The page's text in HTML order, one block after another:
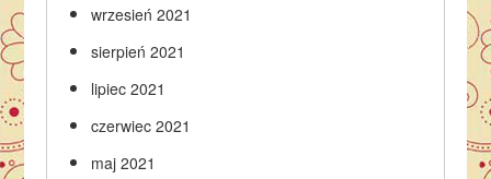
wrzesień 2021
sierpień 2021
lipiec 2021
czerwiec 2021
maj 2021